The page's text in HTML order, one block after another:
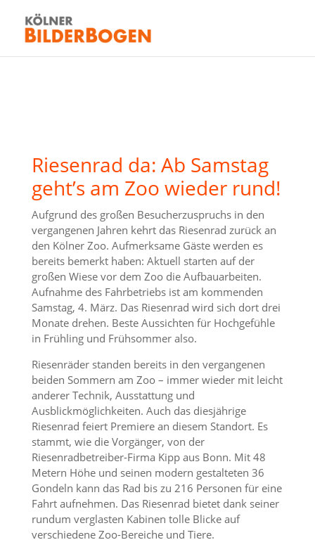
Riesenrad da: Ab Samstag
geht’s am Zoo wieder rund!
Aufgrund des großen Besucherzuspruchs in den
vergangenen Jahren kehrt das Riesenrad zurück an
den Kölner Zoo. Aufmerksame Gäste werden es
bereits bemerkt haben: Aktuell starten auf der
großen Wiese vor dem Zoo die Aufbauarbeiten.
Aufnahme des Fahrbetriebs ist am kommenden
Samstag, 4. März. Das Riesenrad wird sich dort drei
Monate drehen. Beste Aussichten für Hochgefühle
in Frühling und Frühsommer also.
Riesenräder standen bereits in den vergangenen
beiden Sommern am Zoo – immer wieder mit leicht
anderer Technik, Ausstattung und
Ausblickmöglichkeiten. Auch das diesjährige
Riesenrad feiert Premiere an diesem Standort. Es
stammt, wie die Vorgänger, von der
Riesenradbetreiber-Firma Kipp aus Bonn. Mit 48
Metern Höhe und seinen modern gestalteten 36
Gondeln kann das Rad bis zu 216 Personen für eine
Fahrt aufnehmen. Das Riesenrad bietet dank seiner
rundum verglasten Kabinen tolle Blicke auf
verschiedene Zoo-Bereiche und Tiere.